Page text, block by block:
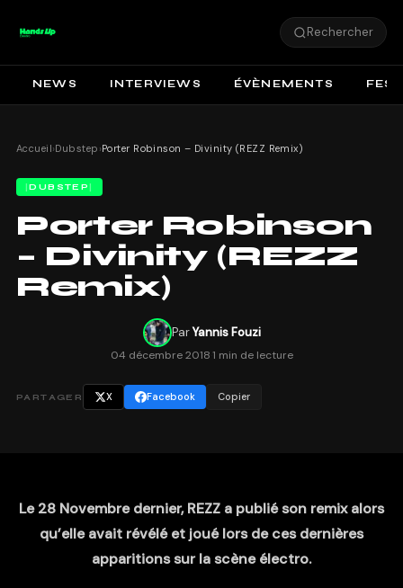
Rechercher
NEWS INTERVIEWS ÉVÈNEMENTS
Accueil›Dubstep ›Porter Robinson – Divinity (REZZ Remix)
DUBSTEP
Porter Robinson
– Divinity (REZZ
Remix)
ParYannis Fouzi
04 décembre 20181 min de lecture
PARTAGER X Facebook Copier
Le 28 Novembre dernier, REZZ a publié son remix alors
qu’elle avait révélé et joué lors de ces dernières
apparitions sur la scène électro.